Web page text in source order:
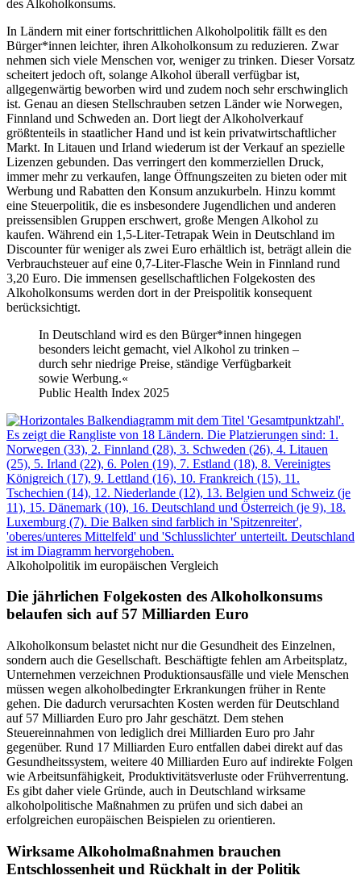
des Alkoholkonsums.
In Ländern mit einer fortschrittlichen Alkoholpolitik fällt es den
Bürger*innen leichter, ihren Alkoholkonsum zu reduzieren. Zwar
nehmen sich viele Menschen vor, weniger zu trinken. Dieser Vorsatz
scheitert jedoch oft, solange Alkohol überall verfügbar ist,
allgegenwärtig beworben wird und zudem noch sehr erschwinglich
ist. Genau an diesen Stellschrauben setzen Länder wie Norwegen,
Finnland und Schweden an. Dort liegt der Alkoholverkauf
größtenteils in staatlicher Hand und ist kein privatwirtschaftlicher
Markt. In Litauen und Irland wiederum ist der Verkauf an spezielle
Lizenzen gebunden. Das verringert den kommerziellen Druck,
immer mehr zu verkaufen, lange Öffnungszeiten zu bieten oder mit
Werbung und Rabatten den Konsum anzukurbeln. Hinzu kommt
eine Steuerpolitik, die es insbesondere Jugendlichen und anderen
preissensiblen Gruppen erschwert, große Mengen Alkohol zu
kaufen. Während ein 1,5-Liter-Tetrapak Wein in Deutschland im
Discounter für weniger als zwei Euro erhältlich ist, beträgt allein die
Verbrauchsteuer auf eine 0,7-Liter-Flasche Wein in Finnland rund
3,20 Euro. Die immensen gesellschaftlichen Folgekosten des
Alkoholkonsums werden dort in der Preispolitik konsequent
berücksichtigt.
In Deutschland wird es den Bürger*innen hingegen
besonders leicht gemacht, viel Alkohol zu trinken –
durch sehr niedrige Preise, ständige Verfügbarkeit
sowie Werbung.«
Public Health Index 2025
Alkoholpolitik im europäischen Vergleich
Die jährlichen Folgekosten des Alkoholkonsums
belaufen sich auf 57 Milliarden Euro
Alkoholkonsum belastet nicht nur die Gesundheit des Einzelnen,
sondern auch die Gesellschaft. Beschäftigte fehlen am Arbeitsplatz,
Unternehmen verzeichnen Produktionsausfälle und viele Menschen
müssen wegen alkoholbedingter Erkrankungen früher in Rente
gehen. Die dadurch verursachten Kosten werden für Deutschland
auf 57 Milliarden Euro pro Jahr geschätzt. Dem stehen
Steuereinnahmen von lediglich drei Milliarden Euro pro Jahr
gegenüber. Rund 17 Milliarden Euro entfallen dabei direkt auf das
Gesundheitssystem, weitere 40 Milliarden Euro auf indirekte Folgen
wie Arbeitsunfähigkeit, Produktivitätsverluste oder Frühverrentung.
Es gibt daher viele Gründe, auch in Deutschland wirksame
alkoholpolitische Maßnahmen zu prüfen und sich dabei an
erfolgreichen europäischen Beispielen zu orientieren.
Wirksame Alkoholmaßnahmen brauchen
Entschlossenheit und Rückhalt in der Politik